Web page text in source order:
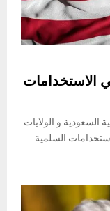
الاستخدامات
السعودية و الولايات
السلمية